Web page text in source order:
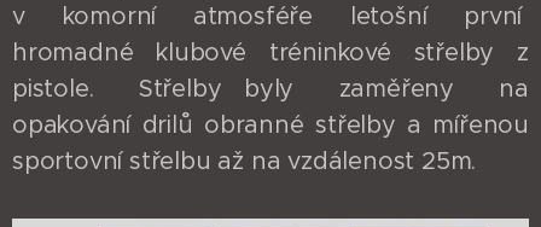
v komorní atmosféře letošní první
hromadné klubové tréninkové střelby z
pistole. Střelby byly zaměřeny na
opakování drilů obranné střelby a mířenou
sportovní střelbu až na vzdálenost 25m.